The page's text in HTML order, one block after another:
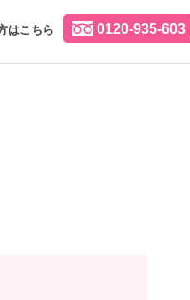
0120-935-603
はこちら